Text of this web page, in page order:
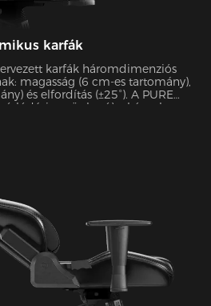
karfák
karfák háromdimenziós
magasság (6 cm-es tartomány),
és elfordítás (±25°). A PURE
együttható) a kényelmet a
intenzív játékmenetek során.